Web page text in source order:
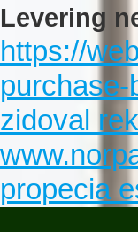
Levering
https://
purchase-
zidoval
propecia